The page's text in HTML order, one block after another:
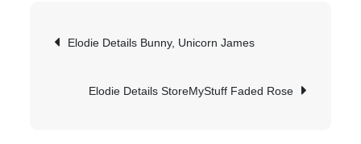
Inläggsnavigering
Elodie Details Bunny, Unicorn James
Elodie Details StoreMyStuff Faded Rose